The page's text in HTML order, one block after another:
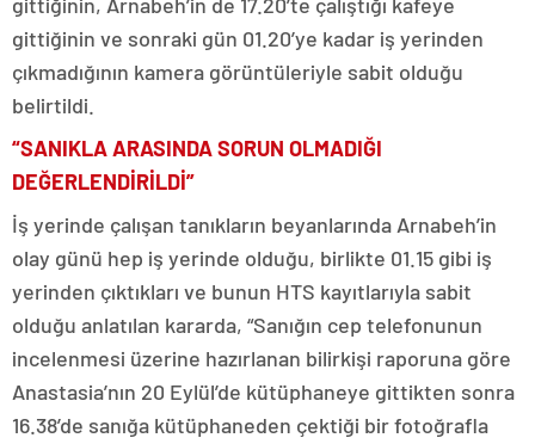
gittiğinin ve sonraki gün 01.20’ye kadar iş yerinden
çıkmadığının kamera görüntüleriyle sabit olduğu
belirtildi.
“SANIKLA ARASINDA SORUN OLMADIĞI
DEĞERLENDİRİLDİ”
İş yerinde çalışan tanıkların beyanlarında Arnabeh’in
olay günü hep iş yerinde olduğu, birlikte 01.15 gibi iş
yerinden çıktıkları ve bunun HTS kayıtlarıyla sabit
olduğu anlatılan kararda, “Sanığın cep telefonunun
incelenmesi üzerine hazırlanan bilirkişi raporuna göre
Anastasia’nın 20 Eylül’de kütüphaneye gittikten sonra
16.38’de sanığa kütüphaneden çektiği bir fotoğrafla